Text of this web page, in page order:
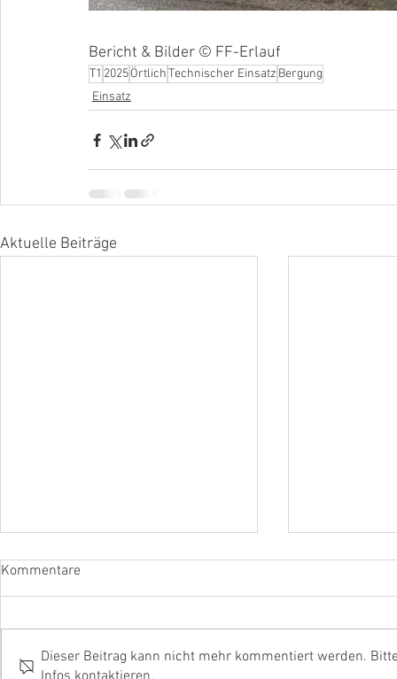
Bericht & Bilder © FF-Erlauf
T1 2025ÖrtlichTechnischer Einsatz Bergung
Einsatz
Aktuelle Beiträge
Kommentare
Dieser Beitrag kann nicht mehr kommentiert werden.